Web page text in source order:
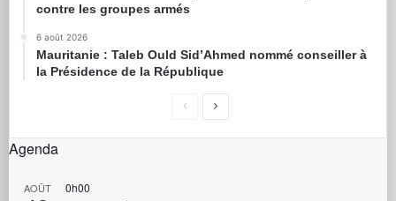
contre les groupes armés
6 août 2026
Mauritanie : Taleb Ould Sid’Ahmed nommé conseiller à
la Présidence de la République
Agenda
AOÛT 0h00